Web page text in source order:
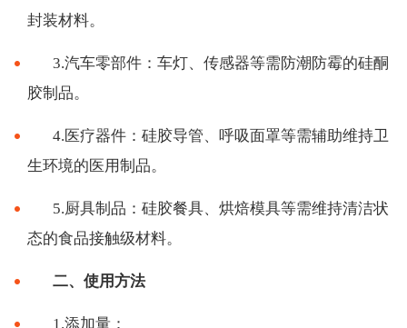
封装材料。
3.汽车零部件：车灯、传感器等需防潮防霉的硅酮
胶制品。
4.医疗器件：硅胶导管、呼吸面罩等需辅助维持卫
生环境的医用制品。
5.厨具制品：硅胶餐具、烘焙模具等需维持清洁状
态的食品接触级材料。
二、使用方法
1.添加量：